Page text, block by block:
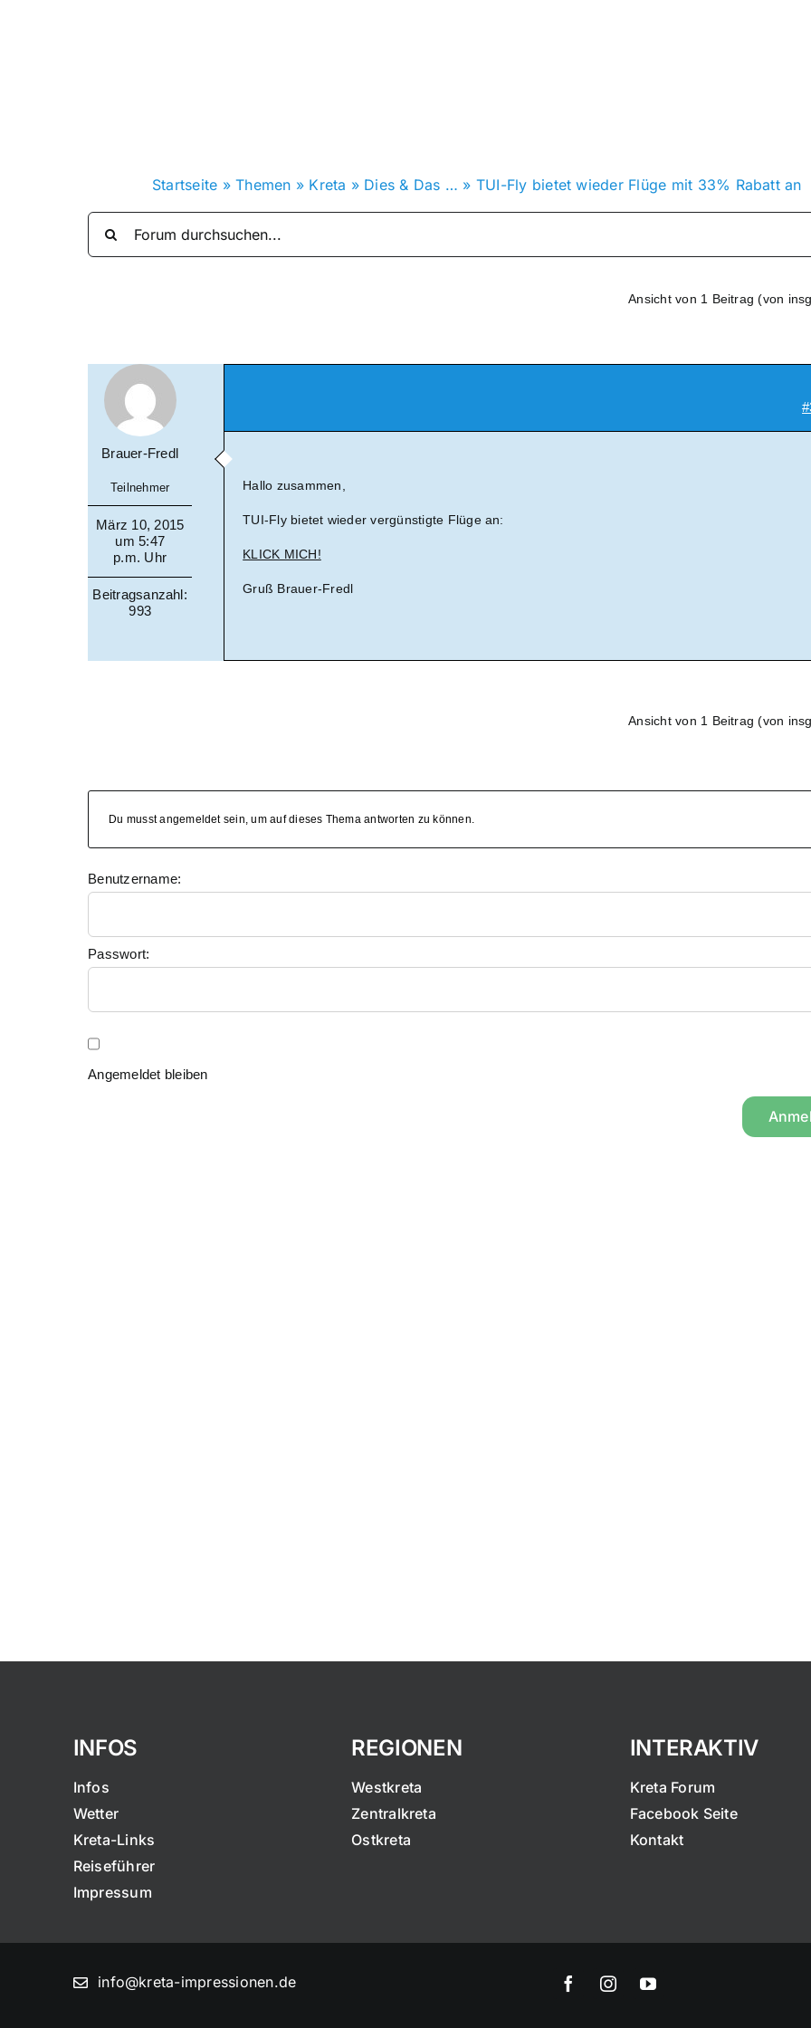
Startseite »Themen » Kreta » Dies & Das … » TUI-Fly bietet wieder Flüge mit 33% Rabatt an
Ansicht von 1 Beitrag (von
Brauer-Fredl
Teilnehmer
März 10, 2015
um 5:47
p.m. Uhr
Beitragsanzahl:
993
Hallo zusammen,
TUI-Fly bietet wieder vergünstigte Flüge an:
KLICK MICH!
Gruß Brauer-Fredl
Ansicht von 1 Beitrag (von
Du musst angemeldet sein, um auf dieses Thema antworten zu können.
Benutzername:
Passwort:
Angemeldet bleiben
INFOS
Infos
Wetter
Kreta-Links
Reiseführer
Impressum
REGIONEN
Westkreta
Zentralkreta
Ostkreta
INTERAKTIV
Kreta Forum
Facebook Seite
Kontakt
info@kreta-impressionen.de